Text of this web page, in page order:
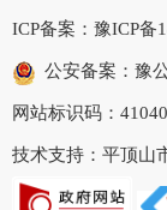
ICP备案： 豫ICP备
公安备案：豫
网站标识码：
技术支持：平顶山